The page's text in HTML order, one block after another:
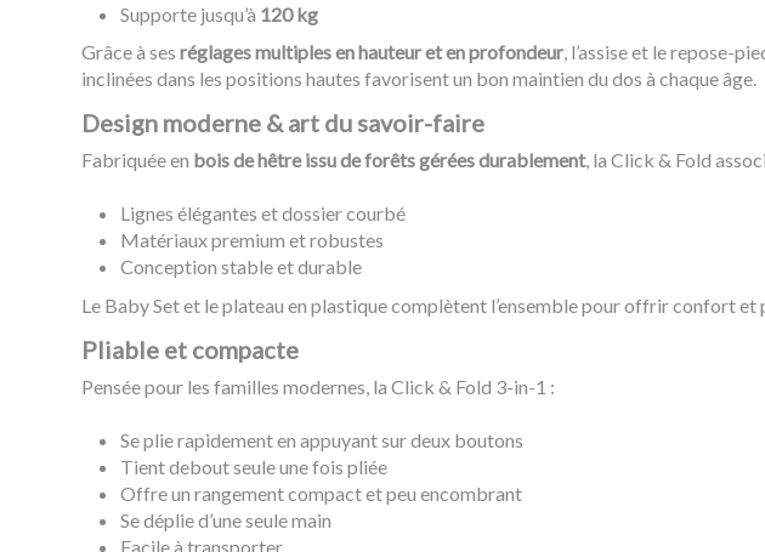
Supporte jusqu’à 120 kg
Grâce à ses réglages multiples en hauteur et en profondeur, l’assise et le repose-
inclinées dans les positions hautes favorisent un bon maintien du dos à chaque âge.
Design moderne & art du savoir-faire
Fabriquée en bois de hêtre issu de forêts gérées durablement, la Click & Fold
Lignes élégantes et dossier courbé
Matériaux premium et robustes
Conception stable et durable
Le Baby Set et le plateau en plastique complètent l’ensemble pour offrir confort et
Pliable et compacte
Pensée pour les familles modernes, la Click & Fold 3-in-1 :
Se plie rapidement en appuyant sur deux boutons
Tient debout seule une fois pliée
Offre un rangement compact et peu encombrant
Se déplie d’une seule main
Facile à transporter